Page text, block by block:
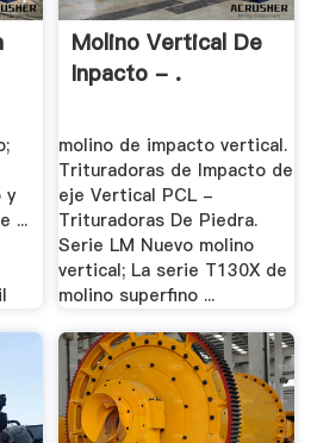
y
...
Molino Vertical De
Inpacto - .
molino de impacto vertical.
Trituradoras de Impacto de
eje Vertical PCL -
Trituradoras De Piedra.
Serie LM Nuevo molino
vertical; La serie T130X de
molino superfino ...